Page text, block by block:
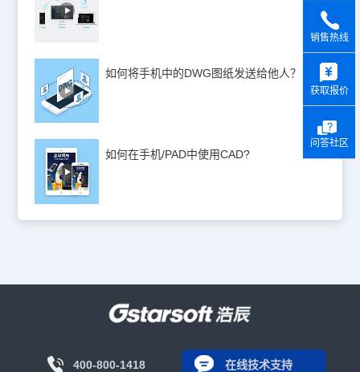
如何将手机中的DWG图纸发送给他人？
如何在手机/PAD中使用CAD?
400-800-1418 在线技术支持
销售热线
获取报价
问答社区